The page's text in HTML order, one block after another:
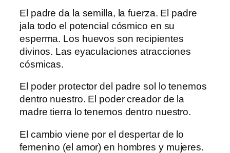
El padre da la semilla, la fuerza. El padre
jala todo el potencial cósmico en su
esperma. Los huevos son recipientes
divinos. Las eyaculaciones atracciones
cósmicas.
El poder protector del padre sol lo tenemos
dentro nuestro. El poder creador de la
madre tierra lo tenemos dentro nuestro.
El cambio viene por el despertar de lo
femenino (el amor) en hombres y mujeres.